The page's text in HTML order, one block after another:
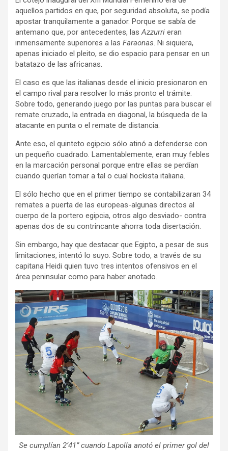
aquellos partidos en que, por seguridad absoluta, se podía
apostar tranquilamente a ganador. Porque se sabía de
antemano que, por antecedentes, lasAzzurri eran
inmensamente superiores a las Faraonas. Ni siquiera,
apenas iniciado el pleito, se dio espacio para pensar en un
batatazo de las africanas.
El caso es que las italianas desde el inicio presionaron en
el campo rival para resolver lo más pronto el trámite.
Sobre todo, generando juego por las puntas para buscar el
remate cruzado, la entrada en diagonal, la búsqueda de la
atacante en punta o el remate de distancia.
Ante eso, el quinteto egipcio sólo atinó a defenderse con
un pequeño cuadrado. Lamentablemente, eran muy febles
en la marcación personal porque entre ellas se perdían
cuando querían tomar a tal o cual hockista italiana.
El sólo hecho que en el primer tiempo se contabilizaran 34
remates a puerta de las europeas-algunas directos al
cuerpo de la portero egipcia, otros algo desviado- contra
apenas dos de su contrincante ahorra toda disertación.
Sin embargo, hay que destacar que Egipto, a pesar de sus
limitaciones, intentó lo suyo. Sobre todo, a través de su
capitana Heidi quien tuvo tres intentos ofensivos en el
área peninsular como para haber anotado.
Se cumplían 2’41” cuando Lapolla anotó el primer gol del